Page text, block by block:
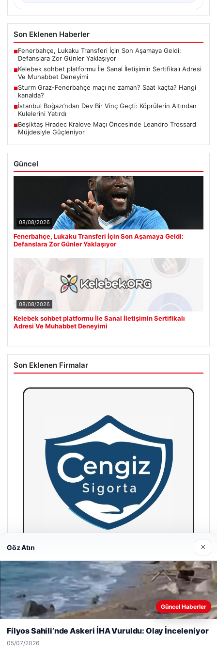
Son Eklenen Haberler
■Fenerbahçe, Lukaku Transferi İçin Son Aşamaya Geldi:
Defanslara Zor Günler Yaklaşıyor
■Kelebek sohbet platformu İle Sanal İletişimin Sertifikalı Adresi
Ve Muhabbet Deneyimi
■Sturm Graz-Fenerbahçe maçı ne zaman? Saat kaçta? Hangi
kanalda?
■İstanbul Boğazı’ndan Dev Bir Vinç Geçti: Köprülerin Altından
Kulelerini Yatırdı
■Beşiktaş Hradec Kralove Maçı Öncesinde Leandro Trossard
Müjdesiyle Güçleniyor
Güncel
08/08/2026
Fenerbahçe, Lukaku Transferi İçin Son Aşamaya Geldi:
Defanslara Zor Günler Yaklaşıyor
08/08/2026
Kelebek sohbet platformu İle Sanal İletişimin Sertifikalı
Adresi Ve Muhabbet Deneyimi
Son Eklenen Firmalar
Hastaş Beton
26/05/2026
Web sitemizi nasıl kullandığınızı daha iyi anlayabilmek,
deneyiminizi kişiselleştirmek ve geliştirmek amacıyla çerezler
Çerez Politikamız
Göz Atın ×
Güncel Haberler
Filyos Sahili’nde Askeri İHA Vuruldu: Olay İnceleniyor
05/07/2026